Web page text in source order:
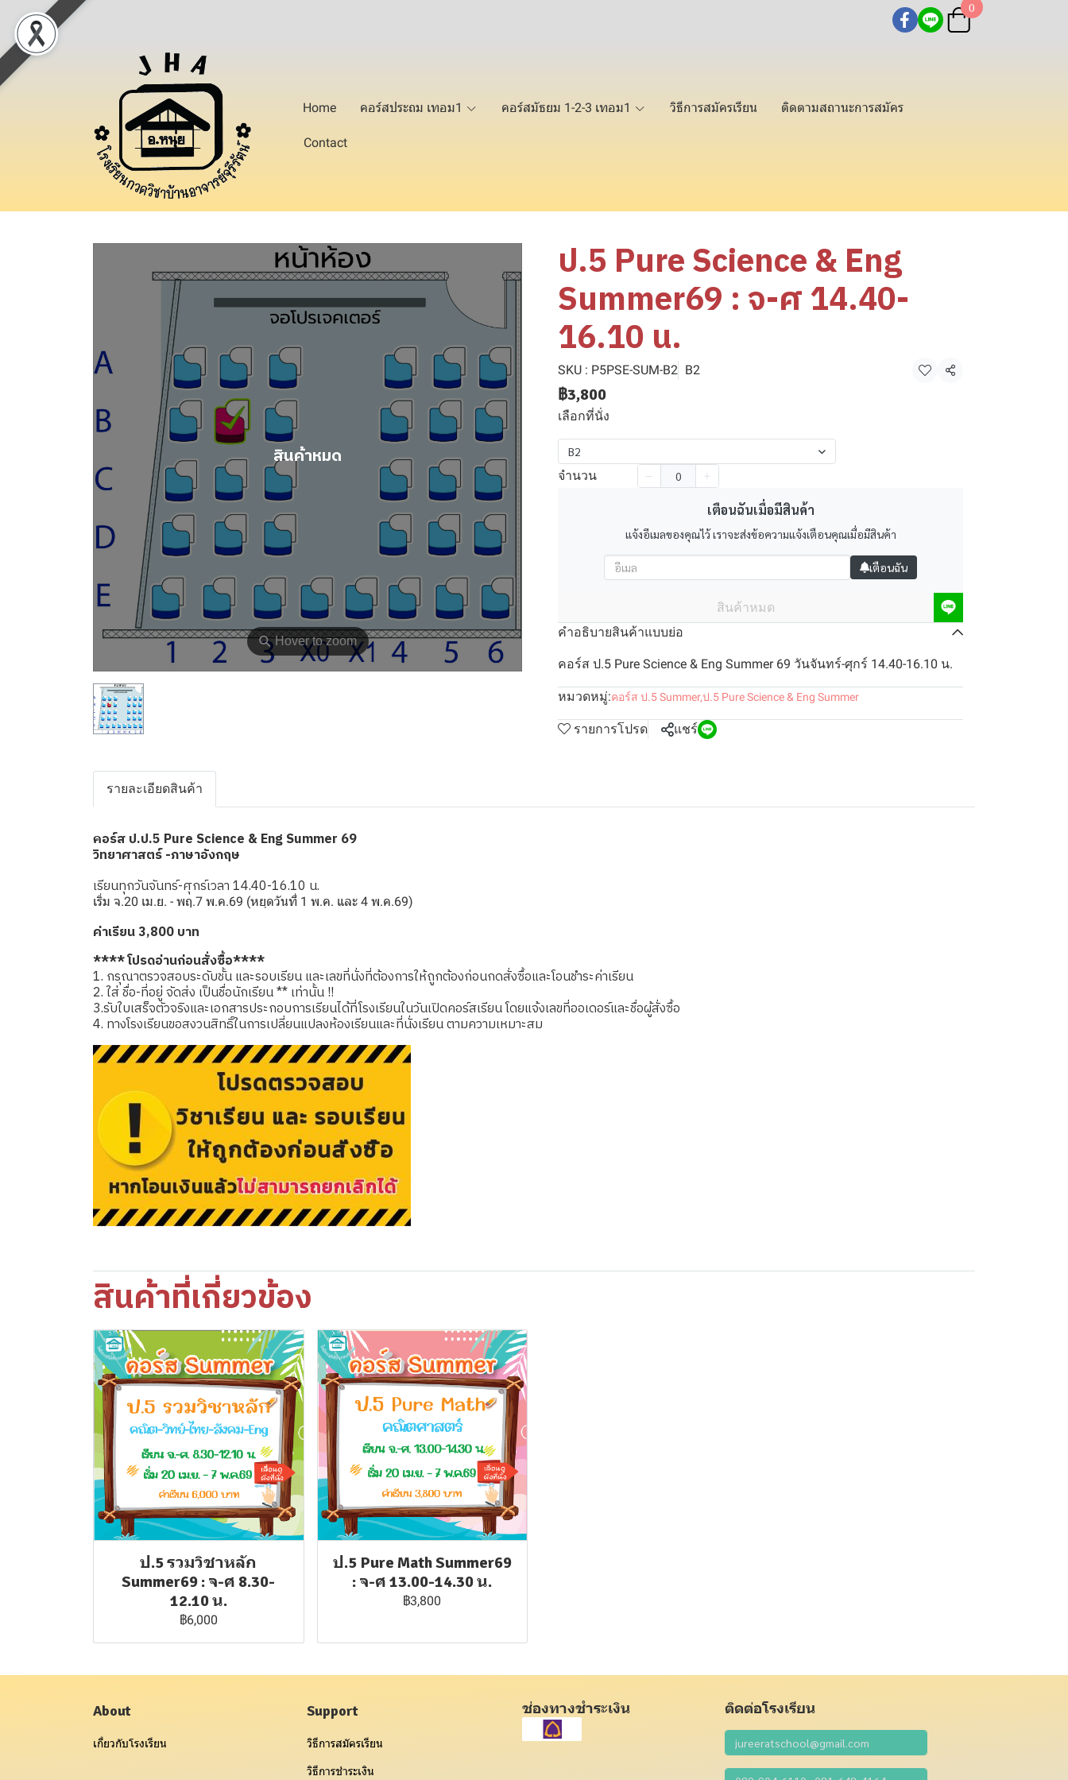
0
Home คอร์สประถม เทอม1 คอร์สมัธยม 1-2-3 เทอม1 วิธีการสมัครเรียน ติดตามสถานะการสมัคร
Contact
⚲Hover to zoom
สินค้าหมด
ป.5 Pure Science & Eng
Summer69 : จ-ศ 14.40-
16.10 น.
SKU : P5PSE-SUM-B2 B2 แชร์
฿3,800
เลือกที่นั่ง
B2
จำนวน
เตือนฉันเมื่อมีสินค้า
แจ้งอีเมลของคุณไว้ เราจะส่งข้อความแจ้งเตือนคุณเมื่อมีสินค้า
เตือนฉัน
สินค้าหมด
คำอธิบายสินค้าแบบย่อ
คอร์ส ป.5 Pure Science & Eng Summer 69 วันจันทร์-ศุกร์ 14.40-16.10 น.
หมวดหมู่:คอร์ส ป.5 Summer,ป.5 Pure Science & Eng Summer
รายการโปรด แชร์
รายละเอียดสินค้า
คอร์ส ป.ป.5 Pure Science & Eng Summer 69
วิทยาศาสตร์ -ภาษาอังกฤษ
เรียนทุกวันจันทร์-ศุกร์เวลา 14.40-16.10 น.
เริ่ม จ.20 เม.ย. - พฤ.7 พ.ค.69 (หยุดวันที่ 1 พ.ค. และ 4 พ.ค.69)
ค่าเรียน 3,800 บาท
**** โปรดอ่านก่อนสั่งซื้อ****
1. กรุณาตรวจสอบระดับชั้น และรอบเรียน และเลขที่นั่งที่ต้องการให้ถูกต้องก่อนกดสั่งซื้อและโอนชำระค่าเรียน
2. ใส่ ชื่อ-ที่อยู่ จัดส่ง เป็นชื่อนักเรียน ** เท่านั้น !!
3.รับใบเสร็จตัวจริงและเอกสารประกอบการเรียนได้ที่โรงเรียนในวันเปิดคอร์สเรียน โดยแจ้งเลขที่ออเดอร์และชื่อผู้สั่งซื้อ
4. ทางโรงเรียนขอสงวนสิทธิ์ในการเปลี่ยนแปลงห้องเรียนและที่นั่งเรียน ตามความเหมาะสม
สินค้าที่เกี่ยวข้อง
ป.5 รวมวิชาหลัก
Summer69 : จ-ศ 8.30-
12.10 น.
฿6,000
ป.5 Pure Math Summer69
: จ-ศ 13.00-14.30 น.
฿3,800
About
เกี่ยวกับโรงเรียน
Support
วิธีการสมัครเรียน
วิธีการชำระเงิน
ช่องทางชำระเงิน ติดต่อโรงเรียน